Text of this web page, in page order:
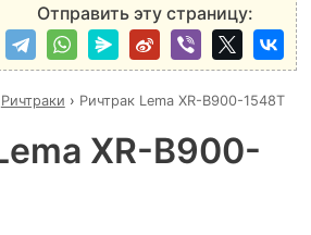
Отправить эту страницу:
Ричтраки › Ричтрак Lema XR-B900-1548Т
XR-B900-